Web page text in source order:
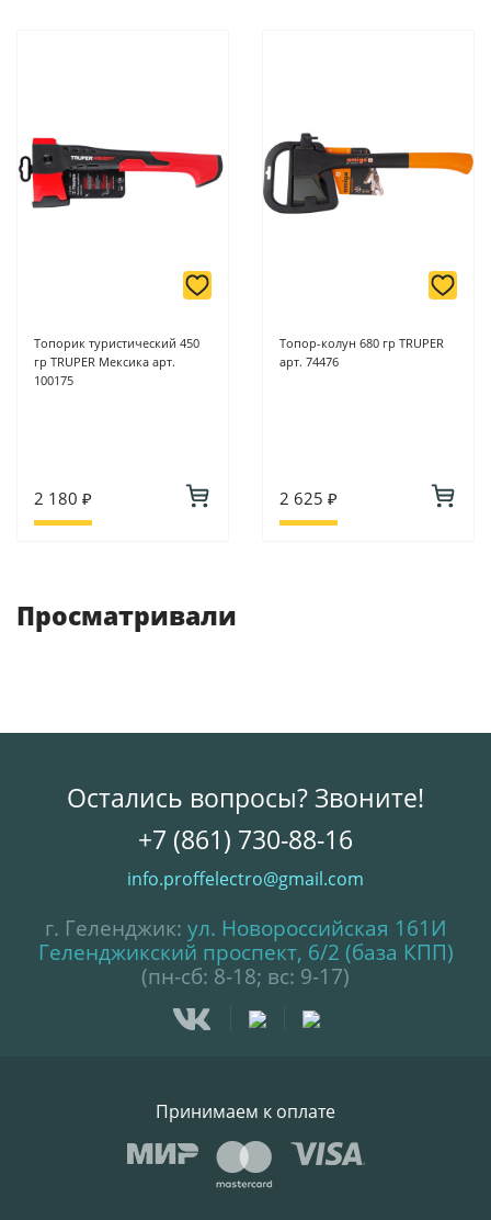
Топорик туристический 450
гр TRUPER Мексика арт.
100175
2 180 ₽
Топор-колун 680 гр TRUPER
арт. 74476
2 625 ₽
Просматривали
Остались вопросы? Звоните!
+7 (861) 730-88-16
info.proffelectro@gmail.com
г. Геленджик: ул. Новороссийская 161И
Геленджикский проспект, 6/2 (база КПП)
(пн-сб: 8-18; вс: 9-17)
Принимаем к оплате